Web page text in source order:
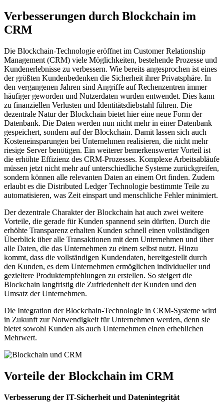
Verbesserungen durch Blockchain im
CRM
Die Blockchain-Technologie eröffnet im Customer Relationship
Management (CRM) viele Möglichkeiten, bestehende Prozesse und
Kundenerlebnisse zu verbessern. Wie bereits angesprochen ist eines
der größten Kundenbedenken die Sicherheit ihrer Privatsphäre. In
den vergangenen Jahren sind Angriffe auf Rechenzentren immer
häufiger geworden und Nutzerdaten wurden entwendet. Dies kann
zu finanziellen Verlusten und Identitätsdiebstahl führen. Die
dezentrale Natur der Blockchain bietet hier eine neue Form der
Datenbank. Die Daten werden nun nicht mehr in einer Datenbank
gespeichert, sondern auf der Blockchain. Damit lassen sich auch
Kosteneinsparungen bei Unternehmen realisieren, die nicht mehr
riesige Server benötigen. Ein weiterer bemerkenswerter Vorteil ist
die erhöhte Effizienz des CRM-Prozesses. Komplexe Arbeitsabläufe
müssen jetzt nicht mehr auf unterschiedliche Systeme zurückgreifen,
sondern können alle relevanten Daten an einem Ort finden. Zudem
erlaubt es die Distributed Ledger Technologie bestimmte Teile zu
automatisieren, was Zeit einspart und menschliche Fehler minimiert.
Der dezentrale Charakter der Blockchain hat auch zwei weitere
Vorteile, die gerade für Kunden spannend sein dürften. Durch die
erhöhte Transparenz erhalten Kunden schnell einen vollständigen
Überblick über alle Transaktionen mit dem Unternehmen und über
alle Daten, die das Unternehmen zu einem selbst nutzt. Hinzu
kommt, dass die vollständigen Kundendaten, bereitgestellt durch
den Kunden, es dem Unternehmen ermöglichen individueller und
gezieltere Produktempfehlungen zu erstellen. So steigert die
Blockchain langfristig die Zufriedenheit der Kunden und den
Umsatz der Unternehmen.
Die Integration der Blockchain-Technologie in CRM-Systeme wird
in Zukunft zur Notwendigkeit für Unternehmen werden, denn sie
bietet sowohl Kunden als auch Unternehmen einen erheblichen
Mehrwert.
Vorteile der Blockchain im CRM
Verbesserung der IT-Sicherheit und Datenintegrität